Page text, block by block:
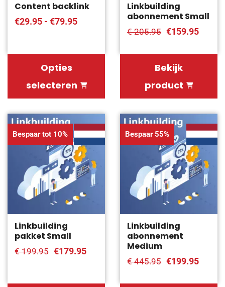
Content backlink
€29.95 - €79.95
Opties
selecteren
Linkbuilding
abonnement Small
€ 205.95 €159.95
Bekijk
product
Bespaar tot 10%
Linkbuilding
pakket Small
€ 199.95 €179.95
Bespaar 55%
Linkbuilding
abonnement
Medium
€ 445.95 €199.95